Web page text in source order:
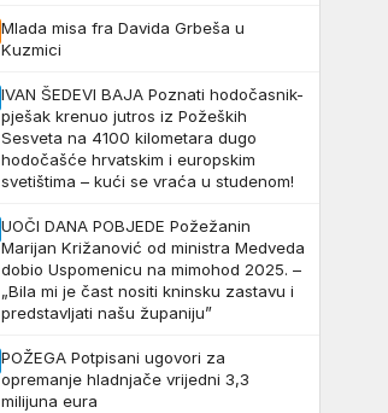
Mlada misa fra Davida Grbeša u
Kuzmici
IVAN ŠEDEVI BAJA Poznati hodočasnik-
pješak krenuo jutros iz Požeških
Sesveta na 4100 kilometara dugo
hodočašće hrvatskim i europskim
svetištima – kući se vraća u studenom!
UOČI DANA POBJEDE Požežanin
Marijan Križanović od ministra Medveda
dobio Uspomenicu na mimohod 2025. –
„Bila mi je čast nositi kninsku zastavu i
predstavljati našu županiju”
POŽEGA Potpisani ugovori za
opremanje hladnjače vrijedni 3,3
milijuna eura